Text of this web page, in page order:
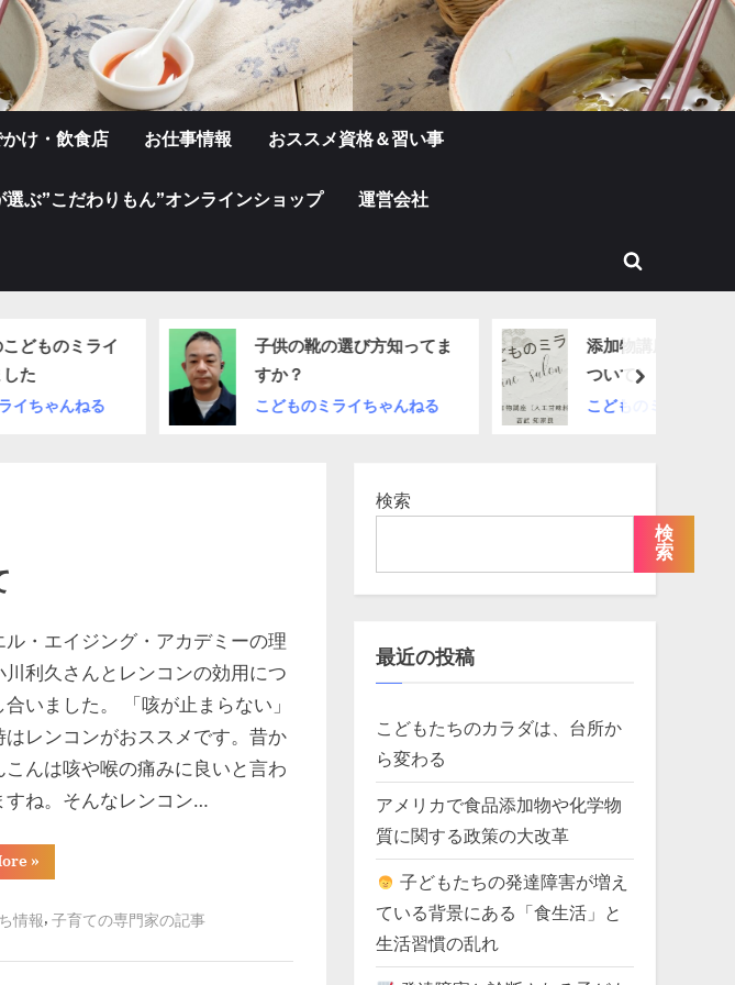
け・飲食店 お仕事情報 おススメ資格＆習い事
選ぶ”こだわりもん”オンラインショップ 運営会社
Toggle
子供の靴の選び方知ってま
すか？
こどものミライちゃんねる
添加物講座（人工甘味料に
ついて）
こどものミライちゃんねる
next
ル・エイジング・アカデミーの理
川利久さんとレンコンの効用につ
いました。 「咳が止まらない」
はレンコンがおススメです。昔か
こんは咳や喉の痛みに良いと言わ
すね。そんなレンコン…
“れ
ん
の
に
»
情報, 子育ての専門家の記事
検索
検
索
最近の投稿
こどもたちのカラダは、台所か
ら変わる
アメリカで食品添加物や化学物
質に関する政策の大改革
子どもたちの発達障害が増え
ている背景にある「食生活」と
生活習慣の乱れ